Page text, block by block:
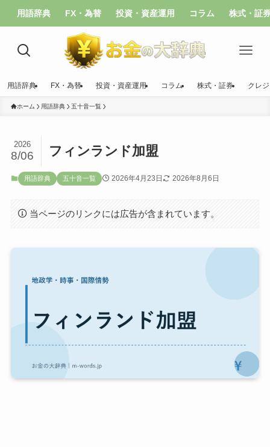
用語辞典 FX・為替 投資・資産運用 コラム 株式・証
用語辞典 FX・為替 投資・資産運用 コラム 株式・証券 クレ
ホーム 用語辞典 五十音一覧
フィンランド加盟
2026
8/06
用語辞典 五十音一覧 2026年4月23日 2026年8月6日
当ページのリンクには広告が含まれています。